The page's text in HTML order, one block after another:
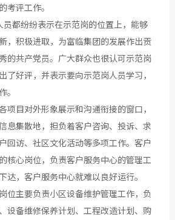
考评工作。
员都纷纷表示在示范岗的位置上，能够
，积极进取，为富临集团的发展作出贡
的共产党员。广大群众也很认可示范岗
了好评，并表示要向示范岗人员学习，
。
项目对外形象展示和沟通衔接的窗口，
息集散地，担负着客户咨询、投诉、求
回访、社区文化活动等多项工作。客户
核心岗位，负责客户服务中心的管理工
达，客户服务中心就难以良好运行。
位主要负责小区设备维护管理工作，负
设备维修保养计划、工程改造计划、购